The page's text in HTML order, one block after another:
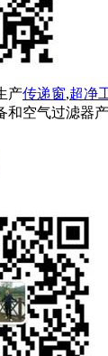
产传递窗,超净
和空气过滤器产